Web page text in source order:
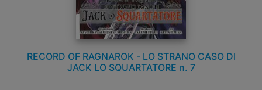
RECORD OF RAGNAROK - LO STRANO CASO DI
JACK LO SQUARTATORE n. 7